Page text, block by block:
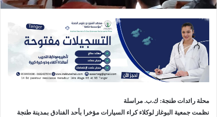
محلة رائدات طنجة: ك.ب. مراسلة
نظمت جمعية البوغاز لوكلاء كراء السيارات مؤخرا بأحد الفنادق بمدينة طنجة